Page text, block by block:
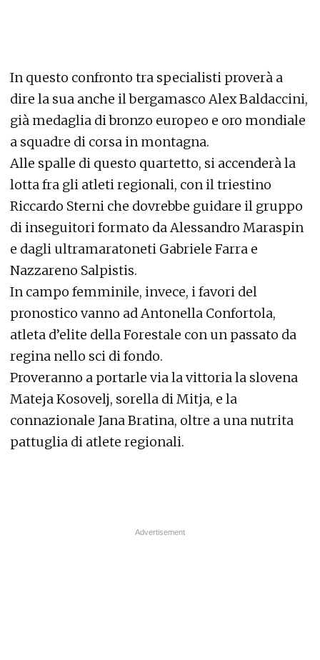
In questo confronto tra specialisti proverà a
dire la sua anche il bergamasco Alex Baldaccini,
già medaglia di bronzo europeo e oro mondiale
a squadre di corsa in montagna.
Alle spalle di questo quartetto, si accenderà la
lotta fra gli atleti regionali, con il triestino
Riccardo Sterni che dovrebbe guidare il gruppo
di inseguitori formato da Alessandro Maraspin
e dagli ultramaratoneti Gabriele Farra e
Nazzareno Salpistis.
In campo femminile, invece, i favori del
pronostico vanno ad Antonella Confortola,
atleta d’elite della Forestale con un passato da
regina nello sci di fondo.
Proveranno a portarle via la vittoria la slovena
Mateja Kosovelj, sorella di Mitja, e la
connazionale Jana Bratina, oltre a una nutrita
pattuglia di atlete regionali.